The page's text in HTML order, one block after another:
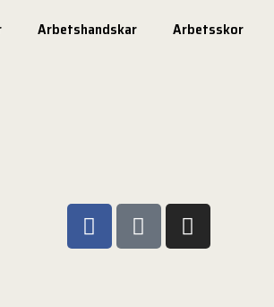
Arbetshandskar Arbetsskor